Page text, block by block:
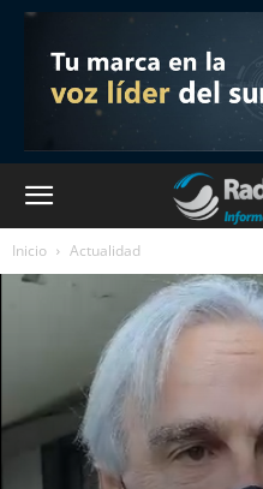
Inicio Actualidad